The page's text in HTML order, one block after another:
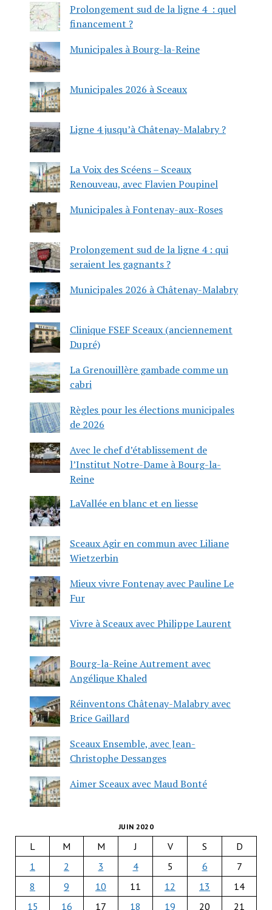
Prolongement sud de la ligne 4 : quel
financement ?
Municipales à Bourg-la-Reine
Municipales 2026 à Sceaux
Ligne 4 jusqu’à Châtenay-Malabry ?
La Voix des Scéens – Sceaux
Renouveau, avec Flavien Poupinel
Municipales à Fontenay-aux-Roses
Prolongement sud de la ligne 4 : qui
seraient les gagnants ?
Municipales 2026 à Châtenay-Malabry
Clinique FSEF Sceaux (anciennement
Dupré)
La Grenouillère gambade comme un
cabri
Règles pour les élections municipales
de 2026
Avec le chef d’établissement de
l’Institut Notre-Dame à Bourg-la-
Reine
LaVallée en blanc et en liesse
Sceaux Agir en commun avec Liliane
Wietzerbin
Mieux vivre Fontenay avec Pauline Le
Fur
Vivre à Sceaux avec Philippe Laurent
Bourg-la-Reine Autrement avec
Angélique Khaled
Réinventons Châtenay-Malabry avec
Brice Gaillard
Sceaux Ensemble, avec Jean-
Christophe Dessanges
Aimer Sceaux avec Maud Bonté
JUIN 2020
L M M J V S
D
1
2 3 4 5 6
7
8
9 10 11 12 13
14
15
16 17 18 19 20 21